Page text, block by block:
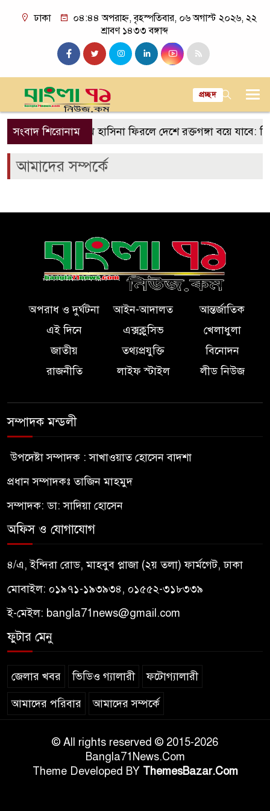
ঢাকা
০৪:৪৪ অপরাহ্ন, বৃহস্পতিবার, ০৬ অগাস্ট ২০২৬, ২২
শ্রাবণ ১৪৩৩ বঙ্গাব্দ
প্রচ্ছদ
সংবাদ শিরোনাম
ঘনফুট গ্যাস শেখ হাসিনা ফিরলে দেশে রক্তগঙ্গা বয়ে যাবে:
আমাদের সম্পর্কে
অপরাধ ও দুর্ঘটনা আইন-আদালত
আন্তর্জাতিক
এই দিনে
এক্সক্লুসিভ
খেলাধুলা
জাতীয়
তথ্যপ্রযুক্তি
বিনোদন
রাজনীতি
লাইফ স্টাইল লীড নিউজ
সম্পাদক মন্ডলী
উপদেষ্টা সম্পাদক : সাখাওয়াত হোসেন বাদশা
প্রধান সম্পাদকঃ তাজিন মাহমুদ
সম্পাদক: ডা: সাদিয়া হোসেন
অফিস ও যোগাযোগ
৪/এ, ইন্দিরা রোড, মাহবুব প্লাজা (২য় তলা) ফার্মগেট, ঢাকা
মোবাইল: ০১৯৭১-১৯৩৯৩৪, ০১৫৫২-৩১৮৩৩৯
ই-মেইল: bangla71news@gmail.com
ফুটার মেনু
জেলার খবর ভিডিও গ্যালারী ফটোগ্যালারী
আমাদের পরিবার আমাদের সম্পর্কে
© All rights reserved © 2015-2026
Bangla71News.Com
Theme Developed BY ThemesBazar.Com